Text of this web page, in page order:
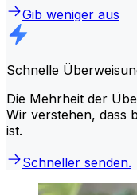
Gib weniger aus
Schnelle
Die Mehrheit der
Wir verstehen, dass
ist.
Schneller senden.